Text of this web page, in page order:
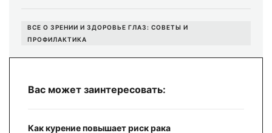
ВСЕ О ЗРЕНИИ И ЗДОРОВЬЕ ГЛАЗ: СОВЕТЫ И
ПРОФИЛАКТИКА
Вас может заинтересовать:
Как курение повышает риск рака